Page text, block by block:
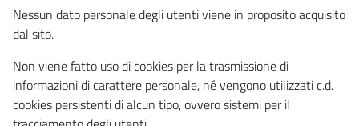
Nessun dato personale degli utenti viene in proposito acquisito
dal sito.
Non viene fatto uso di cookies per la trasmissione di
informazioni di carattere personale, né vengono utilizzati c.d.
cookies persistenti di alcun tipo, ovvero sistemi per il